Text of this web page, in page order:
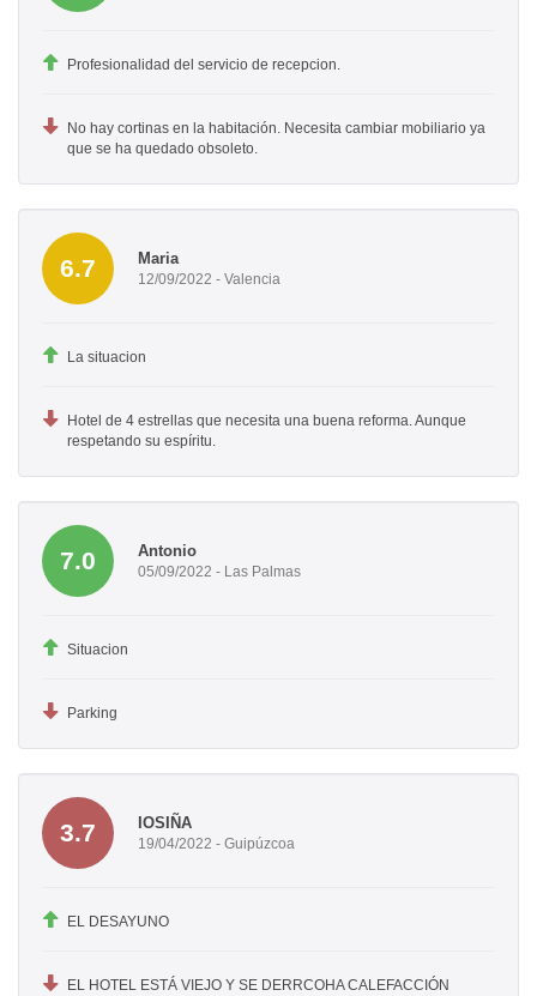
Profesionalidad del servicio de recepcion.
No hay cortinas en la habitación. Necesita cambiar mobiliario ya
que se ha quedado obsoleto.
6.7 Maria
12/09/2022 - Valencia
La situacion
Hotel de 4 estrellas que necesita una buena reforma. Aunque
respetando su espíritu.
7.0 Antonio
05/09/2022 - Las Palmas
Situacion
Parking
3.7 IOSIÑA
19/04/2022 - Guipúzcoa
EL DESAYUNO
EL HOTEL ESTÁ VIEJO Y SE DERRCOHA CALEFACCIÓN